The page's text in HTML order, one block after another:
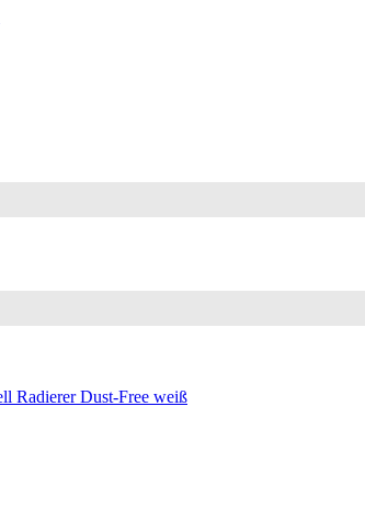
Radierer Dust-Free weiß